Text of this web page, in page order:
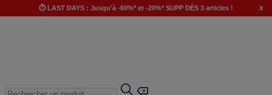
⏱️ LAST DAYS : Jusqu'à -60%* et -20%* SUPP DÈS 3 articles ! x